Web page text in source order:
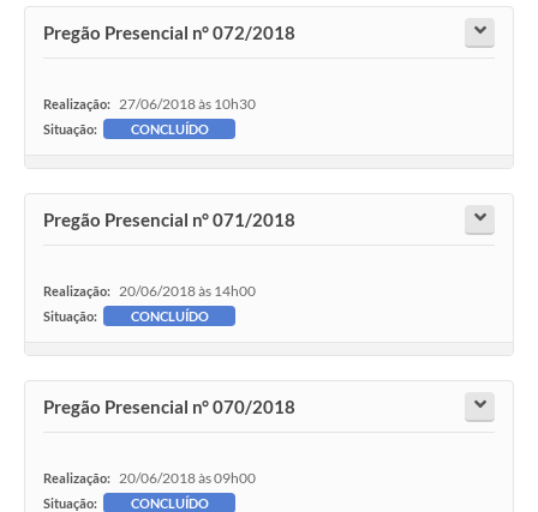
Pregão Presencial n° 072/2018
Realização: 27/06/2018 às 10h30
Situação: CONCLUÍDO
Pregão Presencial n° 071/2018
Realização: 20/06/2018 às 14h00
Situação: CONCLUÍDO
Pregão Presencial n° 070/2018
Realização: 20/06/2018 às 09h00
Situação: CONCLUÍDO